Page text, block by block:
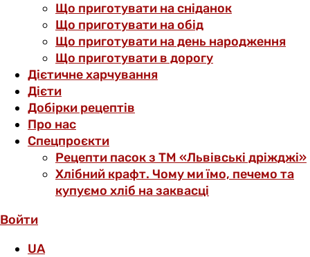
Що приготувати на сніданок
Що приготувати на обід
Що приготувати на день народження
Що приготувати в дорогу
Дієтичне харчування
Дієти
Добірки рецептів
Про нас
Спецпроєкти
Рецепти пасок з ТМ «Львівські дріжджі»
Хлібний крафт. Чому ми їмо, печемо та
купуємо хліб на заквасці
Войти
UA